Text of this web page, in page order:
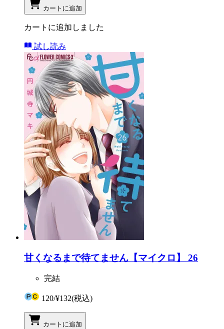
カートに追加
カートに追加しました
試し読み
甘くなるまで待てません【マイクロ】 26
完結
120/¥132(税込)
カートに追加